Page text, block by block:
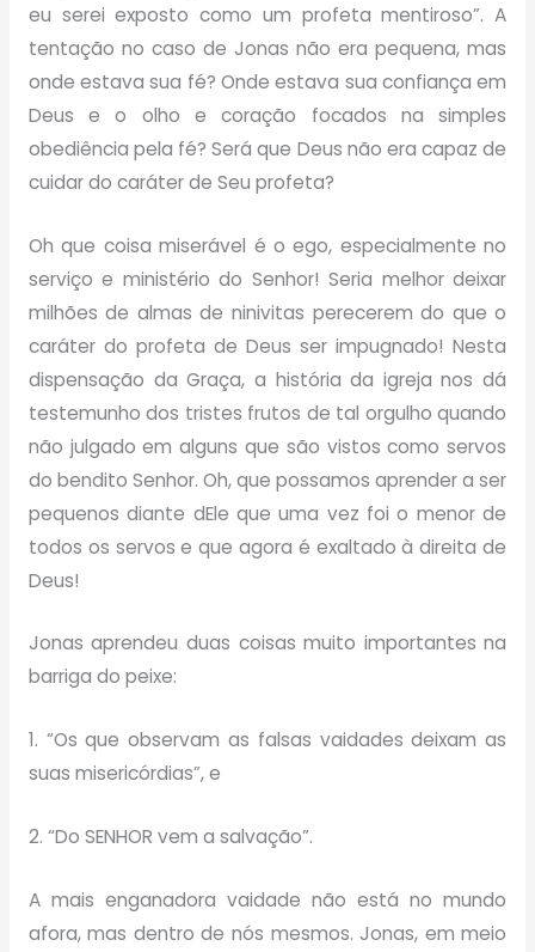
eu serei exposto como um profeta mentiroso”. A
tentação no caso de Jonas não era pequena, mas
onde estava sua fé? Onde estava sua confiança em
Deus e o olho e coração focados na simples
obediência pela fé? Será que Deus não era capaz de
cuidar do caráter de Seu profeta?
Oh que coisa miserável é o ego, especialmente no
serviço e ministério do Senhor! Seria melhor deixar
milhões de almas de ninivitas perecerem do que o
caráter do profeta de Deus ser impugnado! Nesta
dispensação da Graça, a história da igreja nos dá
testemunho dos tristes frutos de tal orgulho quando
não julgado em alguns que são vistos como servos
do bendito Senhor. Oh, que possamos aprender a ser
pequenos diante dEle que uma vez foi o menor de
todos os servos e que agora é exaltado à direita de
Deus!
Jonas aprendeu duas coisas muito importantes na
barriga do peixe:
1. “Os que observam as falsas vaidades deixam as
suas misericórdias”, e
2. “Do SENHOR vem a salvação”.
A mais enganadora vaidade não está no mundo
afora, mas dentro de nós mesmos. Jonas, em meio